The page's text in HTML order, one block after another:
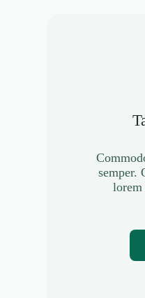
semper.
lorem